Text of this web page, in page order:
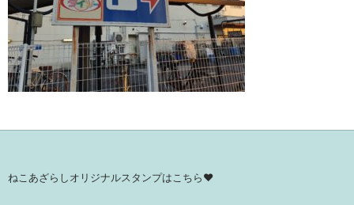
ねこあざらしオリジナルスタンプはこちら♥